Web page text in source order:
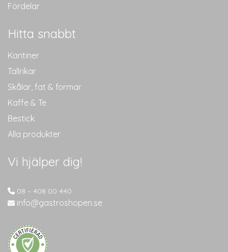
Fördelar
Hitta snabbt
Kantiner
Tallrikar
Skålar, fat & formar
Kaffe & Te
Bestick
Alla produkter
Vi hjälper dig!
08 – 408 00 440
info@gastroshopen.se